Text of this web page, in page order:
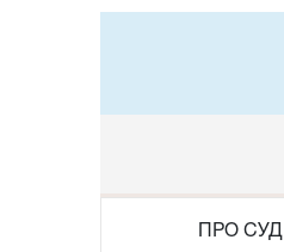
ПРО СУД